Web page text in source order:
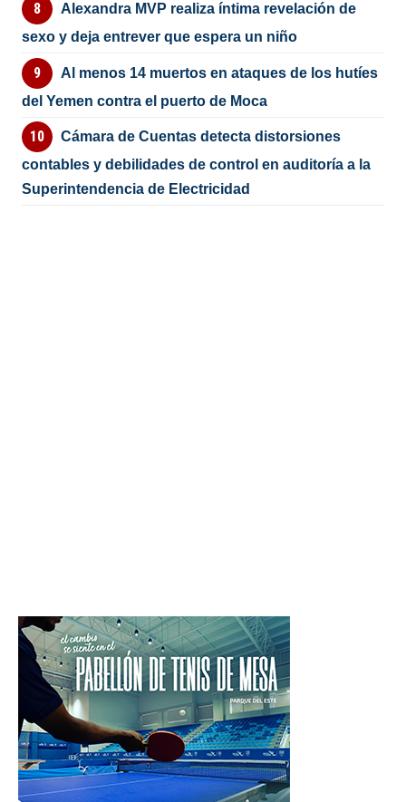
Alexandra MVP realiza íntima revelación de
sexo y deja entrever que espera un niño
Al menos 14 muertos en ataques de los hutíes
del Yemen contra el puerto de Moca
Cámara de Cuentas detecta distorsiones
contables y debilidades de control en auditoría a la
Superintendencia de Electricidad